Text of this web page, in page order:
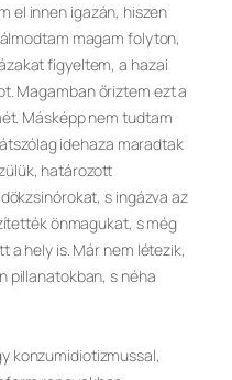
el innen igazán, hiszen
magam folyton,
figyeltem, a hazai
Magamban őriztem ezt a
Másképp nem tudtam
idehaza maradtak
határozott
s ingázva az
önmagukat, s még
a hely is. Már nem létezik,
pillanatokban, s néha
konzumidiotizmussal,